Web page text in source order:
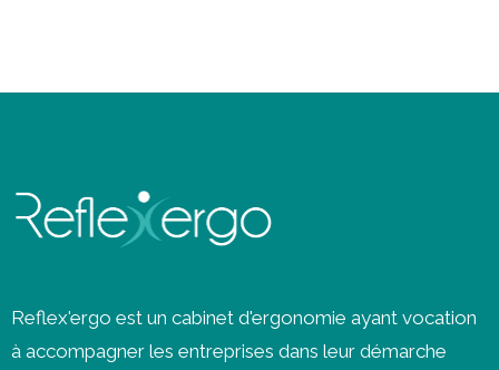
Reflex'ergo est un cabinet d'ergonomie ayant vocation
à accompagner les entreprises dans leur démarche